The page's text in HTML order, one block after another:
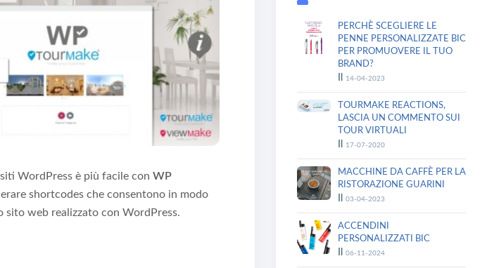
WordPress è più facile con WP
shortcodes che consentono in modo
web realizzato con WordPress.
PERCHÈ SCEGLIERE LE
PENNE PERSONALIZZATE BIC
PER PROMUOVERE IL TUO
BRAND?
14-04-2023
TOURMAKE REACTIONS,
LASCIA UN COMMENTO SUI
TOUR VIRTUALI
17-07-2020
MACCHINE DA CAFFÈ PER LA
RISTORAZIONE GUARINI
03-04-2023
ACCENDINI
PERSONALIZZATI BIC
06-11-2024